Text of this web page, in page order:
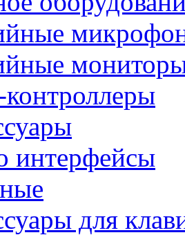
интерфейсы
для